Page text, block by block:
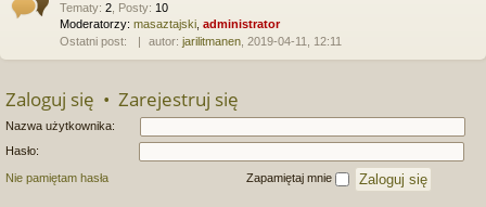
Tematy: 2 Posty: 10
Moderatorzy: masaztajski administrator
Ostatni post:
autor: jarilitmanen , 2019-04-11, 12:11
Zaloguj się • Zarejestruj się
Nazwa użytkownika:
Hasło:
Nie pamiętam hasła Zapamiętaj mnie